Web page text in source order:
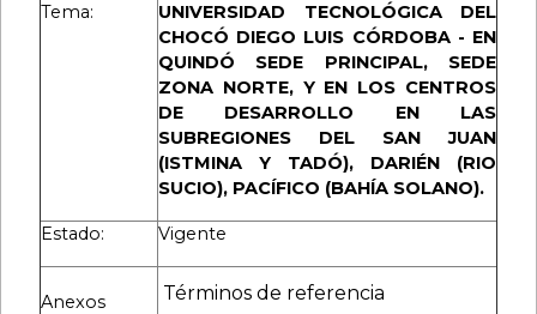
Tema:
UNIVERSIDAD TECNOLÓGICA DEL
CHOCÓ DIEGO LUIS CÓRDOBA - EN
QUINDÓ SEDE PRINCIPAL, SEDE
ZONA NORTE, Y EN LOS CENTROS
DE DESARROLLO EN LAS
SUBREGIONES DEL SAN JUAN
(ISTMINA Y TADÓ), DARIÉN (RIO
SUCIO), PACÍFICO (BAHÍA SOLANO).
Estado: Vigente
Anexos Términos de referencia